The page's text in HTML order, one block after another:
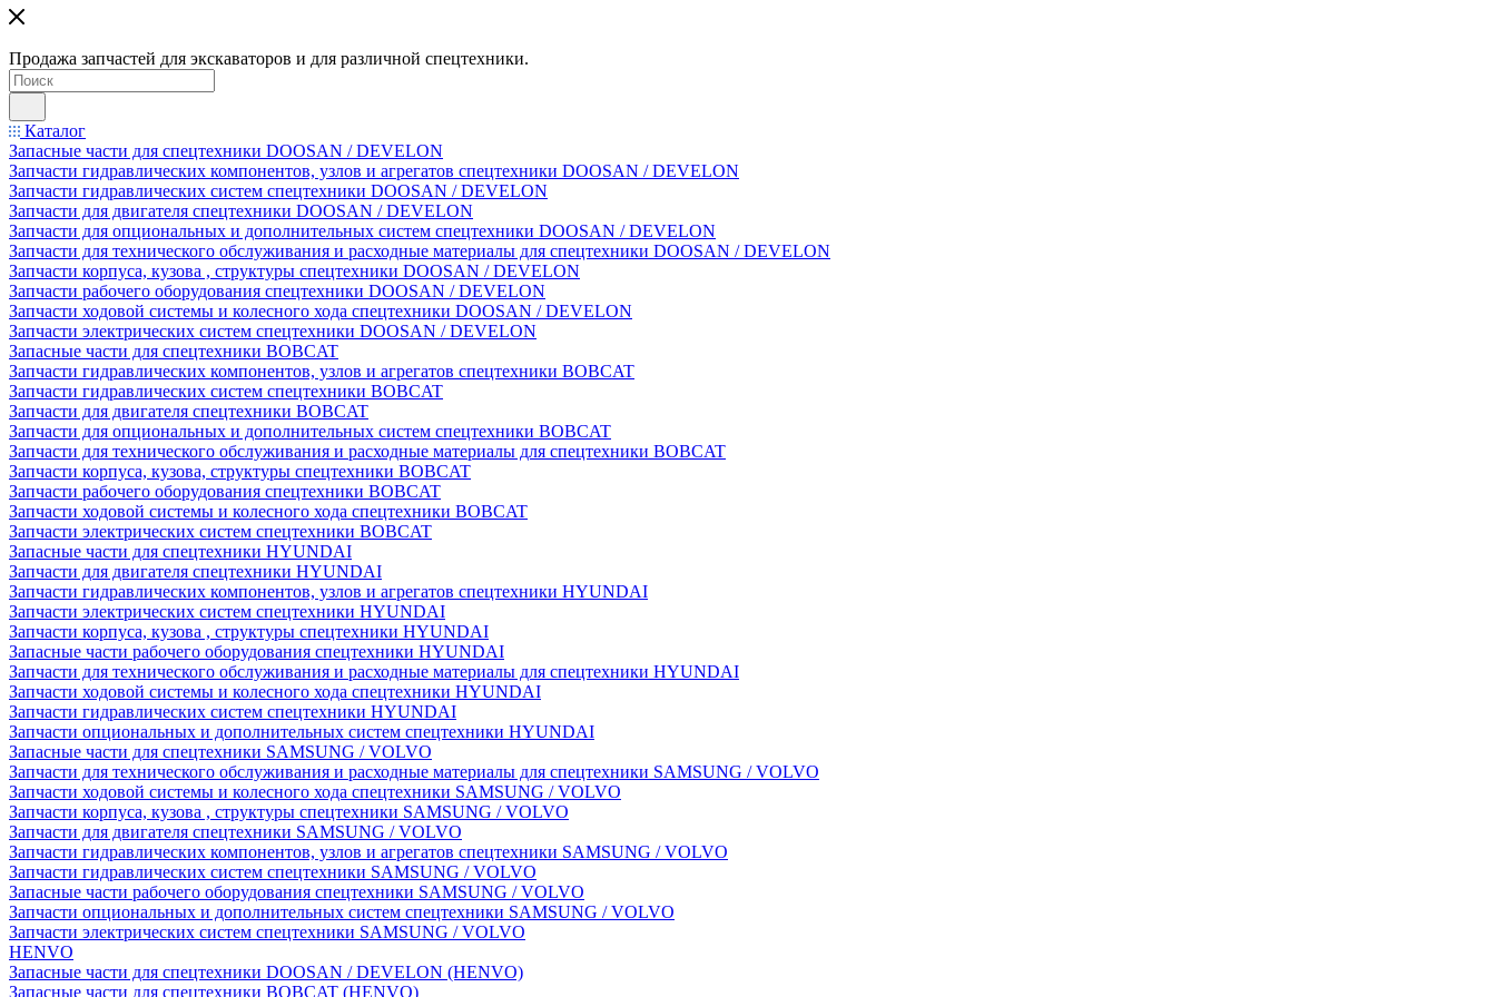
Продажа запчастей для экскаваторов и для различной спецтехники.
Каталог
Запасные части для спецтехники DOOSAN / DEVELON
Запчасти гидравлических компонентов, узлов и агрегатов спецтехники DOOSAN / DEVELON
Запчасти гидравлических систем спецтехники DOOSAN / DEVELON
Запчасти для двигателя спецтехники DOOSAN / DEVELON
Запчасти для опциональных и дополнительных систем спецтехники DOOSAN / DEVELON
Запчасти для технического обслуживания и расходные материалы для спецтехники DOOSAN / DEVELON
Запчасти корпуса, кузова , структуры спецтехники DOOSAN / DEVELON
Запчасти рабочего оборудования спецтехники DOOSAN / DEVELON
Запчасти ходовой системы и колесного хода спецтехники DOOSAN / DEVELON
Запчасти электрических систем спецтехники DOOSAN / DEVELON
Запасные части для спецтехники BOBCAT
Запчасти гидравлических компонентов, узлов и агрегатов спецтехники BOBCAT
Запчасти гидравлических систем спецтехники BOBCAT
Запчасти для двигателя спецтехники BOBCAT
Запчасти для опциональных и дополнительных систем спецтехники BOBCAT
Запчасти для технического обслуживания и расходные материалы для спецтехники BOBCAT
Запчасти корпуса, кузова, структуры спецтехники BOBCAT
Запчасти рабочего оборудования спецтехники BOBCAT
Запчасти ходовой системы и колесного хода спецтехники BOBCAT
Запчасти электрических систем спецтехники BOBCAT
Запасные части для спецтехники HYUNDAI
Запчасти для двигателя спецтехники HYUNDAI
Запчасти гидравлических компонентов, узлов и агрегатов спецтехники HYUNDAI
Запчасти электрических систем спецтехники HYUNDAI
Запчасти корпуса, кузова , структуры спецтехники HYUNDAI
Запасные части рабочего оборудования спецтехники HYUNDAI
Запчасти для технического обслуживания и расходные материалы для спецтехники HYUNDAI
Запчасти ходовой системы и колесного хода спецтехники HYUNDAI
Запчасти гидравлических систем спецтехники HYUNDAI
Запчасти опциональных и дополнительных систем спецтехники HYUNDAI
Запасные части для спецтехники SAMSUNG / VOLVO
Запчасти для технического обслуживания и расходные материалы для спецтехники SAMSUNG / VOLVO
Запчасти ходовой системы и колесного хода спецтехники SAMSUNG / VOLVO
Запчасти корпуса, кузова , структуры спецтехники SAMSUNG / VOLVO
Запчасти для двигателя спецтехники SAMSUNG / VOLVO
Запчасти гидравлических компонентов, узлов и агрегатов спецтехники SAMSUNG / VOLVO
Запчасти гидравлических систем спецтехники SAMSUNG / VOLVO
Запасные части рабочего оборудования спецтехники SAMSUNG / VOLVO
Запчасти опциональных и дополнительных систем спецтехники SAMSUNG / VOLVO
Запчасти электрических систем спецтехники SAMSUNG / VOLVO
HENVO
Запасные части для спецтехники DOOSAN / DEVELON (HENVO)
Запасные части для спецтехники BOBCAT (HENVO)